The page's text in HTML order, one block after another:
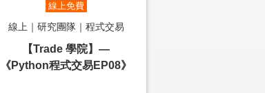
線上免費
線上｜研究團隊｜程式交易
【Trade 學院】—
《Python程式交易EP08》